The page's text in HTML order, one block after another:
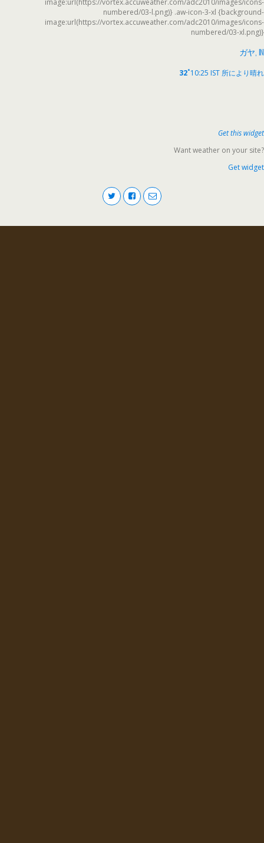
image:url(https://vortex.accuweather.com/adc2010/images/icons-
numbered/03-l.png)} .aw-icon-3-xl {background-
image:url(https://vortex.accuweather.com/adc2010/images/icons-
numbered/03-xl.png)}
ガヤ, IN
32°10:25 IST 所により晴れ
Get this widget
Want weather on your site?
Get widget